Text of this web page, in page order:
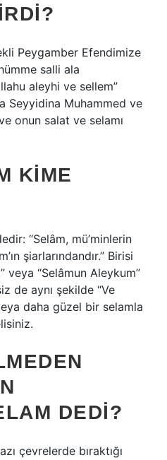
Peygamber Efendimize
salli ala
aleyhi ve sellem”
Seyyidina Muhammed ve
onun salat ve selamı
KIME
“Selâm, mü’minlerin
şiarlarındandır.” Birisi
veya “Selâmun Aleykum”
de aynı şekilde “Ve
daha güzel bir selamla
DEDI?
çevrelerde bıraktığı